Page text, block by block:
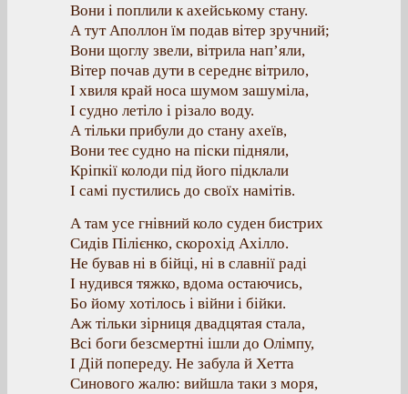
Вони і поплили к ахейському стану.
А тут Аполлон їм подав вітер зручний;
Вони щоглу звели, вітрила нап’яли,
Вітер почав дути в середнє вітрило,
І хвиля край носа шумом зашуміла,
І судно летіло і різало воду.
А тільки прибули до стану ахеїв,
Вони теє судно на піски підняли,
Кріпкії колоди під його підклали
І самі пустились до своїх намітів.
А там усе гнівний коло суден бистрих
Сидів Пілієнко, скорохід Ахілло.
Не бував ні в бійці, ні в славнії раді
І нудився тяжко, вдома остаючись,
Бо йому хотілось і війни і бійки.
Аж тільки зірниця двадцятая стала,
Всі боги безсмертні ішли до Олімпу,
І Дій попереду. Не забула й Хетта
Синового жалю: вийшла таки з моря,